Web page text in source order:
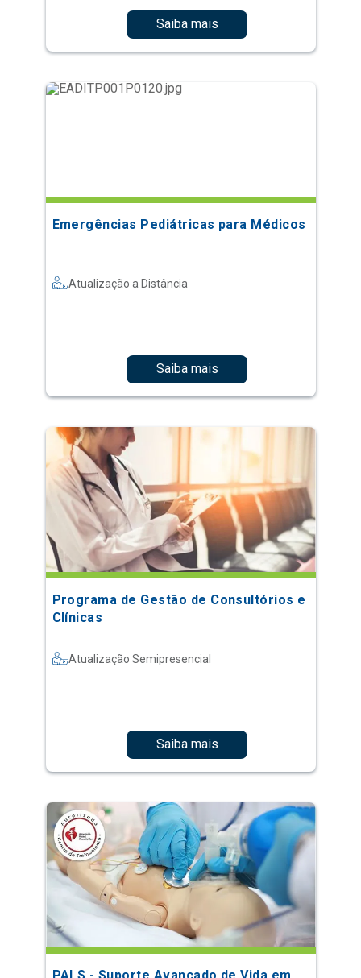
Saiba mais
Emergências Pediátricas para Médicos
Atualização a Distância
Saiba mais
Programa de Gestão de Consultórios e
Clínicas
Atualização Semipresencial
Saiba mais